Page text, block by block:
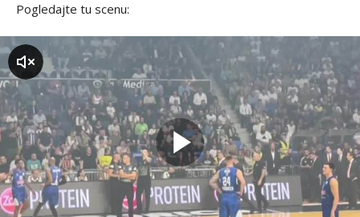
Pogledajte tu scenu: